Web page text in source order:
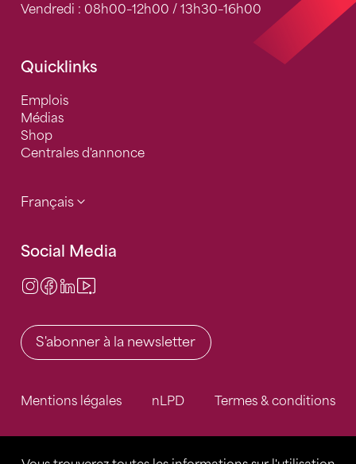
Vendredi : 08h00–12h00 / 13h30–16h00
Quicklinks
Emplois
Médias
Shop
Centrales d'annonce
Français
Social Media
Instagram
Facebook
LinkedIn
S'abonner à la newsletter
Mentions légales nLPD Termes & conditions